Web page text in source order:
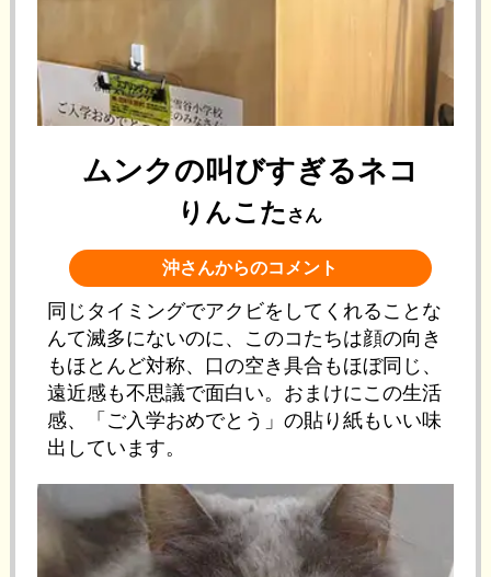
ムンクの叫びすぎるネコ
りんこた さん
沖さんからのコメント
同じタイミングでアクビをしてくれることな
んて滅多にないのに、このコたちは顔の向き
もほとんど対称、口の空き具合もほぼ同じ、
遠近感も不思議で面白い。おまけにこの生活
感、「ご入学おめでとう」の貼り紙もいい味
出しています。